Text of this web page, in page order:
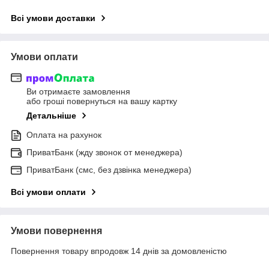
Всі умови доставки
Умови оплати
Ви отримаєте замовлення
або гроші повернуться на вашу картку
Детальніше
Оплата на рахунок
ПриватБанк (жду звонок от менеджера)
ПриватБанк (смс, без дзвінка менеджера)
Всі умови оплати
Умови повернення
Повернення товару впродовж 14 днів за домовленістю